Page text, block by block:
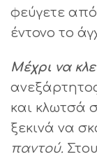
φεύγετε
έντονο το
Μέχρι να
και κλωτσά
ξεκινά να
παντού.